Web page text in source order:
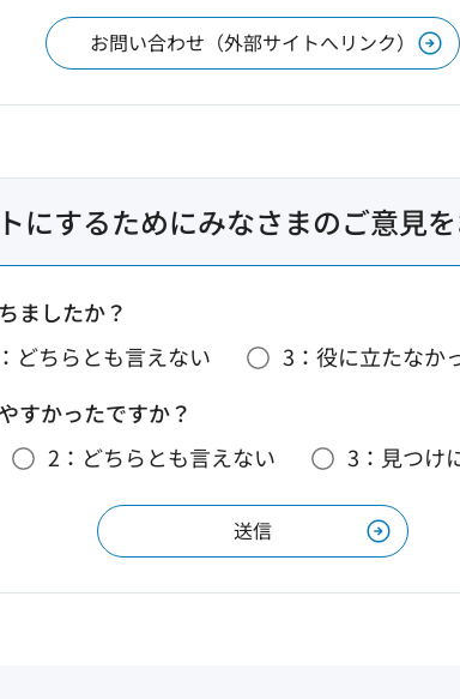
お問い合わせ（外部サイトへリンク）
にするためにみなさまのご意見
ましたか？
どちらとも言えない
3：役に立たなか
すかったですか？
2：どちらとも言えない 3：見つけ